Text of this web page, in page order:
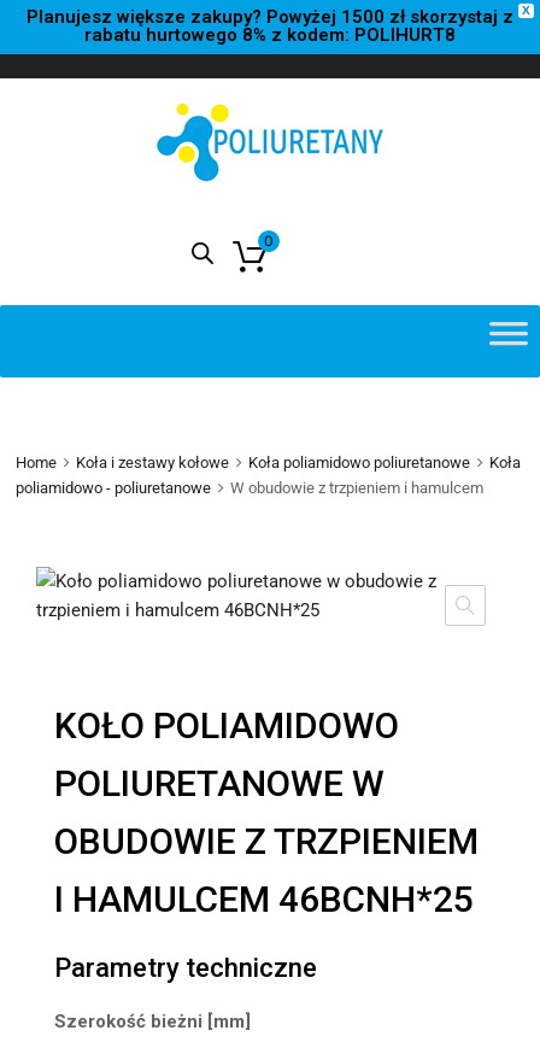
X
Planujesz większe zakupy? Powyżej 1500 zł skorzystaj z
rabatu hurtowego 8% z kodem: POLIHURT8
0
Home Koła i zestawy kołowe Koła poliamidowo poliuretanowe
Koła
poliamidowo - poliuretanowe
W obudowie z trzpieniem i hamulcem
KOŁO POLIAMIDOWO
POLIURETANOWE W
OBUDOWIE Z TRZPIENIEM
I HAMULCEM 46BCNH*25
Parametry techniczne
Szerokość bieżni [mm]